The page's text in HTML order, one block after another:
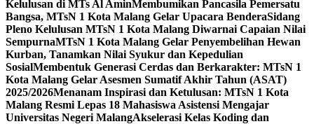
Kelulusan di MTs Al AminMembumikan Pancasila Pemersatu
Bangsa, MTsN 1 Kota Malang Gelar Upacara BenderaSidang
Pleno Kelulusan MTsN 1 Kota Malang Diwarnai Capaian Nilai
SempurnaMTsN 1 Kota Malang Gelar Penyembelihan Hewan
Kurban, Tanamkan Nilai Syukur dan Kepedulian
SosialMembentuk Generasi Cerdas dan Berkarakter: MTsN 1
Kota Malang Gelar Asesmen Sumatif Akhir Tahun (ASAT)
2025/2026Menanam Inspirasi dan Ketulusan: MTsN 1 Kota
Malang Resmi Lepas 18 Mahasiswa Asistensi Mengajar
Universitas Negeri MalangAkselerasi Kelas Koding dan